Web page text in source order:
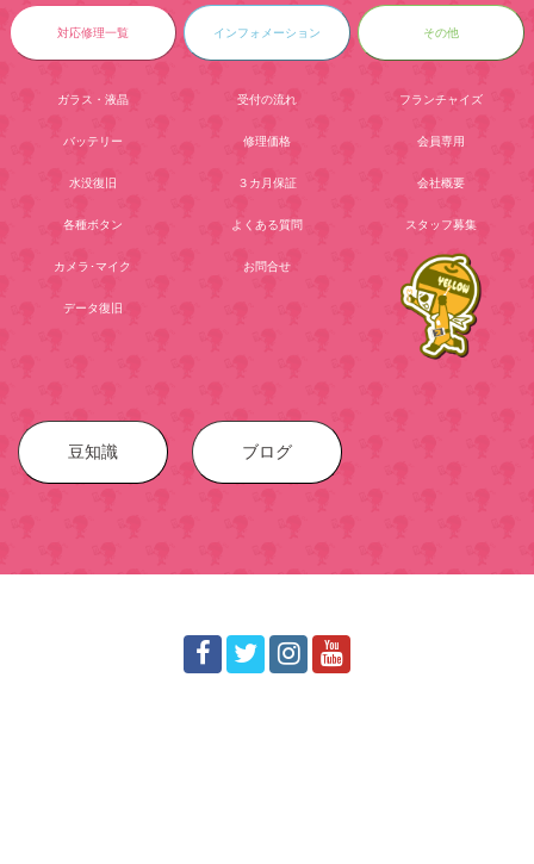
対応修理一覧
ガラス・液晶
バッテリー
水没復旧
各種ボタン
カメラ･マイク
データ復旧
インフォメーション
受付の流れ
修理価格
３カ月保証
よくある質問
お問合せ
その他
フランチャイズ
会員専用
会社概要
スタッフ募集
豆知識 ブログ